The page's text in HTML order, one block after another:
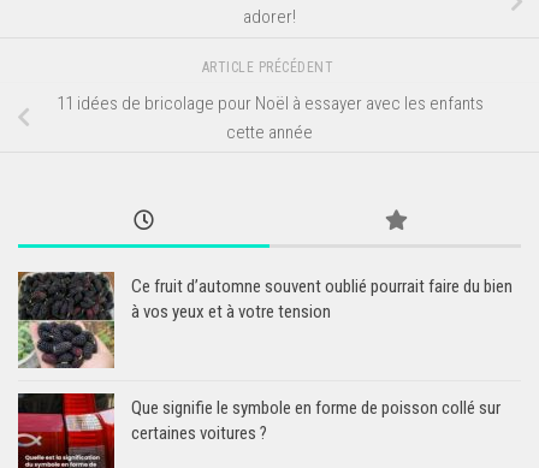
adorer!
ARTICLE PRÉCÉDENT
11 idées de bricolage pour Noël à essayer avec les enfants
cette année
Ce fruit d’automne souvent oublié pourrait faire du bien
à vos yeux et à votre tension
Que signifie le symbole en forme de poisson collé sur
certaines voitures ?